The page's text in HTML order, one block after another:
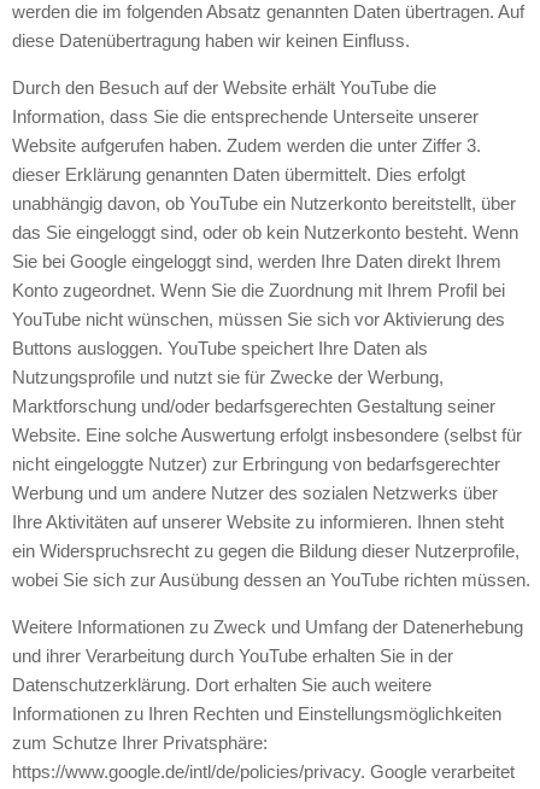
werden die im folgenden Absatz genannten Daten übertragen. Auf
diese Datenübertragung haben wir keinen Einfluss.
Durch den Besuch auf der Website erhält YouTube die
Information, dass Sie die entsprechende Unterseite unserer
Website aufgerufen haben. Zudem werden die unter Ziffer 3.
dieser Erklärung genannten Daten übermittelt. Dies erfolgt
unabhängig davon, ob YouTube ein Nutzerkonto bereitstellt, über
das Sie eingeloggt sind, oder ob kein Nutzerkonto besteht. Wenn
Sie bei Google eingeloggt sind, werden Ihre Daten direkt Ihrem
Konto zugeordnet. Wenn Sie die Zuordnung mit Ihrem Profil bei
YouTube nicht wünschen, müssen Sie sich vor Aktivierung des
Buttons ausloggen. YouTube speichert Ihre Daten als
Nutzungsprofile und nutzt sie für Zwecke der Werbung,
Marktforschung und/oder bedarfsgerechten Gestaltung seiner
Website. Eine solche Auswertung erfolgt insbesondere (selbst für
nicht eingeloggte Nutzer) zur Erbringung von bedarfsgerechter
Werbung und um andere Nutzer des sozialen Netzwerks über
Ihre Aktivitäten auf unserer Website zu informieren. Ihnen steht
ein Widerspruchsrecht zu gegen die Bildung dieser Nutzerprofile,
wobei Sie sich zur Ausübung dessen an YouTube richten müssen.
Weitere Informationen zu Zweck und Umfang der Datenerhebung
und ihrer Verarbeitung durch YouTube erhalten Sie in der
Datenschutzerklärung. Dort erhalten Sie auch weitere
Informationen zu Ihren Rechten und Einstellungsmöglichkeiten
zum Schutze Ihrer Privatsphäre:
https://www.google.de/intl/de/policies/privacy. Google verarbeitet